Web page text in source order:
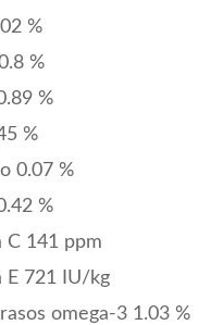
%
%
%
%
0.07 %
%
C 141 ppm
E 721 IU/kg
omega-3 1.03 %